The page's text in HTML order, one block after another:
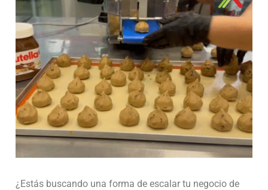
¿Estás buscando una forma de escalar tu negocio de